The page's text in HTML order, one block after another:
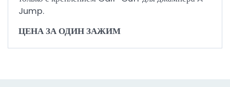
Jump.
ЦЕНА ЗА ОДИН ЗАЖИМ